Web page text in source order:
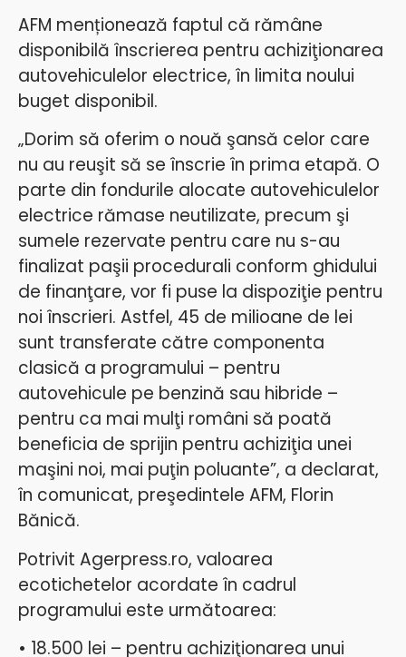
AFM menționează faptul că rămâne
disponibilă înscrierea pentru achiziţionarea
autovehiculelor electrice, în limita noului
buget disponibil.
„Dorim să oferim o nouă şansă celor care
nu au reuşit să se înscrie în prima etapă. O
parte din fondurile alocate autovehiculelor
electrice rămase neutilizate, precum şi
sumele rezervate pentru care nu s-au
finalizat paşii procedurali conform ghidului
de finanţare, vor fi puse la dispoziţie pentru
noi înscrieri. Astfel, 45 de milioane de lei
sunt transferate către componenta
clasică a programului – pentru
autovehicule pe benzină sau hibride –
pentru ca mai mulţi români să poată
beneficia de sprijin pentru achiziţia unei
maşini noi, mai puţin poluante”, a declarat,
în comunicat, preşedintele AFM, Florin
Bănică.
Potrivit Agerpress.ro, valoarea
ecotichetelor acordate în cadrul
programului este următoarea:
• 18.500 lei – pentru achiziţionarea unui